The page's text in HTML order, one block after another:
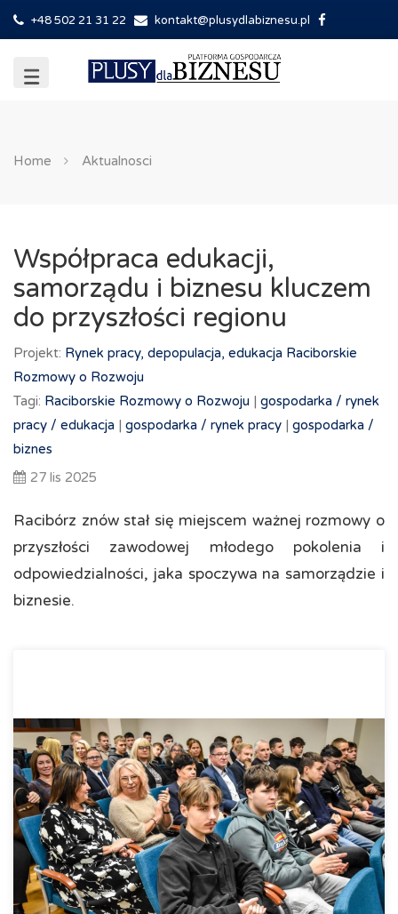
+48 502 21 31 22 kontakt@plusydlabiznesu.pl
Home Aktualnosci
Współpraca edukacji,
samorządu i biznesu kluczem
do przyszłości regionu
Projekt: Rynek pracy, depopulacja, edukacja Raciborskie
Rozmowy o Rozwoju
Tagi: Raciborskie Rozmowy o Rozwoju | gospodarka / rynek
pracy / edukacja | gospodarka / rynek pracy | gospodarka /
biznes
27 lis 2025
Racibórz znów stał się miejscem ważnej rozmowy o
przyszłości zawodowej młodego pokolenia i
odpowiedzialności, jaka spoczywa na samorządzie i
biznesie.